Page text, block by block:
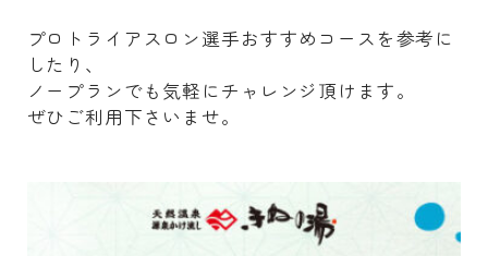
プロトライアスロン選手おすすめコースを参考に
したり、
ノープランでも気軽にチャレンジ頂けます。
ぜひご利用下さいませ。